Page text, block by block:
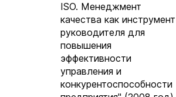
ISO. Менеджмент
качества как инструмент
руководителя для
повышения
эффективности
управления и
конкурентоспособности